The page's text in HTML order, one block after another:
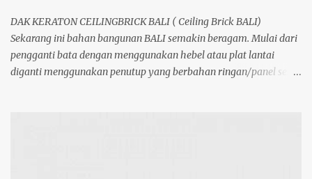
DAK KERATON CEILINGBRICK BALI ( Ceiling Brick BALI)
Sekarang ini bahan bangunan BALI semakin beragam. Mulai dari
pengganti bata dengan menggunakan hebel atau plat lantai
diganti menggunakan penutup yang berbahan ringan/panel serta